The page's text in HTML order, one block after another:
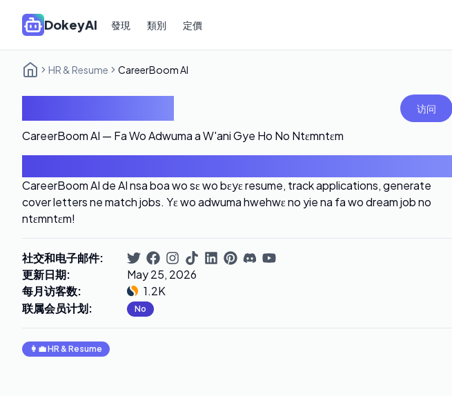
DokeyAI 發現 類別 定價
HR & Resume CareerBoom AI
访问
CareerBoom AI — Fa Wo Adwuma a W'ani Gye Ho No Ntɛmntɛm
CareerBoom AI de AI nsa boa wo sɛ wo bɛyɛ resume, track applications, generate
cover letters ne match jobs. Yɛ wo adwuma hwehwɛ no yie na fa wo dream job no
ntɛmntɛm!
社交和电子邮件:
更新日期:
May 25, 2026
每月访客数:
1.2K
联属会员计划: No
👩‍💼HR & Resume